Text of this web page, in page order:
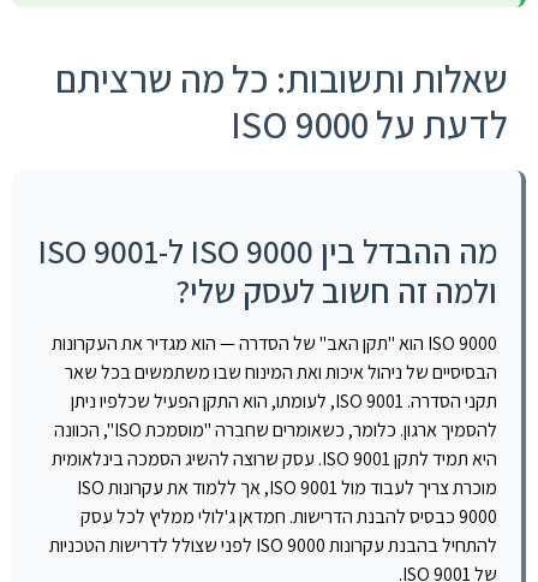
שאלות ותשובות: כל מה שרציתם
לדעת על ISO 9000
מה ההבדל בין ISO 9000 ל-ISO 9001
ולמה זה חשוב לעסק שלי?
ISO 9000 הוא "תקן האב" של הסדרה — הוא מגדיר את העקרונות
הבסיסיים של ניהול איכות ואת המינוח שבו משתמשים בכל שאר
תקני הסדרה. ISO 9001, לעומתו, הוא התקן הפעיל שכלפיו ניתן
להסמיך ארגון. כלומר, כשאומרים שחברה "מוסמכת ISO", הכוונה
היא תמיד לתקן ISO 9001. עסק שרוצה להשיג הסמכה בינלאומית
מוכרת צריך לעבוד מול ISO 9001, אך ללמוד את עקרונות ISO
9000 כבסיס להבנת הדרישות. חמדאן ג'לולי ממליץ לכל עסק
להתחיל בהבנת עקרונות ISO 9000 לפני שצולל לדרישות הטכניות
של ISO 9001.